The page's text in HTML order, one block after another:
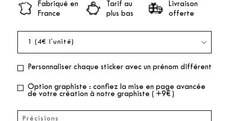
Fabriqué en
France
Tarif au
plus bas
Livraison
offerte
Personnaliser chaque sticker avec un prénom différent
Option graphiste : confiez la mise en page avancée
de votre création à notre graphiste ( +9€ )